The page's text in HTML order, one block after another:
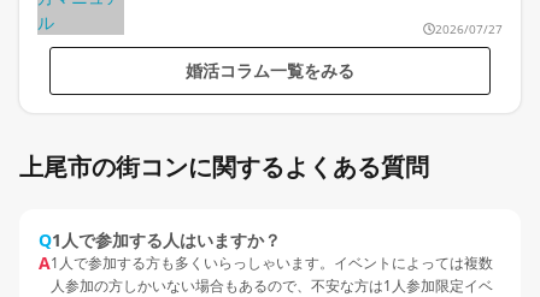
2026/07/27
婚活コラム一覧をみる
上尾市の街コンに関するよくある質問
Q1人で参加する人はいますか？
A1人で参加する方も多くいらっしゃいます。イベントによっては複数
人参加の方しかいない場合もあるので、不安な方は1人参加限定イベ